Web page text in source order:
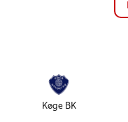
Køge BK